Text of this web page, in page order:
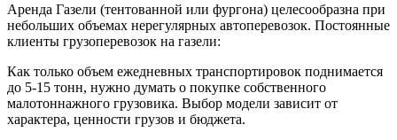
Аренда Газели (тентованной или фургона) целесообразна при
небольших объемах нерегулярных автоперевозок. Постоянные
клиенты грузоперевозок на газели:
Как только объем ежедневных транспортировок поднимается
до 5-15 тонн, нужно думать о покупке собственного
малотоннажного грузовика. Выбор модели зависит от
характера, ценности грузов и бюджета.